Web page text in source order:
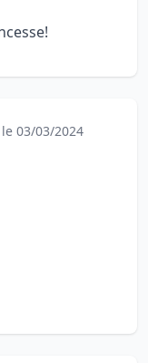
le 03/03/2024